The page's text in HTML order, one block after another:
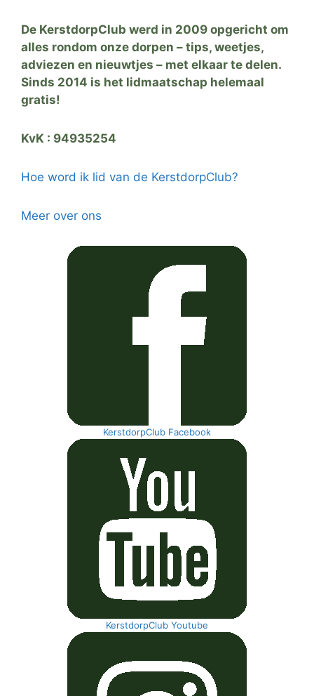
De KerstdorpClub werd in 2009 opgericht om
alles rondom onze dorpen – tips, weetjes,
adviezen en nieuwtjes – met elkaar te delen.
Sinds 2014 is het lidmaatschap helemaal
gratis!
KvK : 94935254
Hoe word ik lid van de KerstdorpClub?
Meer over ons
KerstdorpClub Facebook
KerstdorpClub Youtube